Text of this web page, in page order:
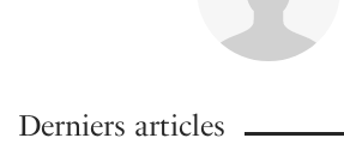
Derniers articles